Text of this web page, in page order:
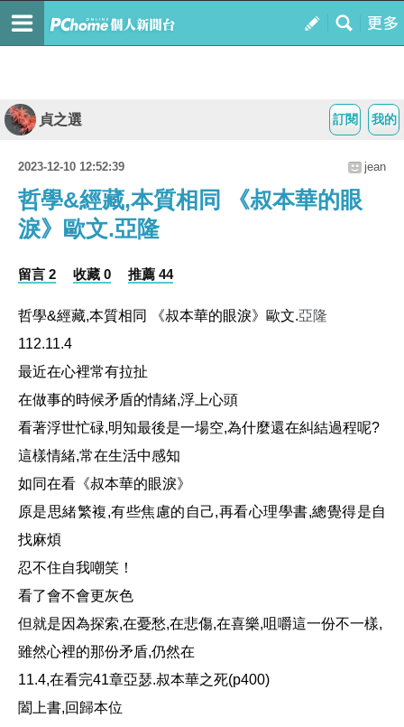
我的
訂閱
貞之選
2023-12-10 12:52:39 jean
哲學&經藏,本質相同 《叔本華的眼
淚》歐文.亞隆
留言 2 收藏 0 推薦 44
哲學&經藏,本質相同 《叔本華的眼淚》 歐文.亞隆
112.11.4
最近在心裡常有拉扯
在做事的時候矛盾的情緒,浮上心頭
看著浮世忙碌,明知最後是一場空,為什麼還在糾結過程呢?
這樣情緒,常在生活中感知
如同在看《叔本華的眼淚》
原是思緒繁複,有些焦慮的自己,再看心理學書,總覺得是自
找麻煩
忍不住自我嘲笑！
看了會不會更灰色
但就是因為探索,在憂愁,在悲傷,在喜樂,咀嚼這一份不一樣,
雖然心裡的那份矛盾,仍然在
11.4,在看完41章亞瑟.叔本華之死(p400)
闔上書,回歸本位